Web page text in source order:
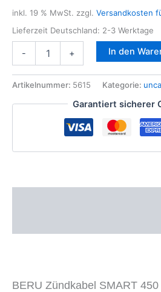
inkl. 19 % MwSt. zzgl. Versandkosten
Lieferzeit Deutschland: 2-3 Werktage
-
Zündkabel
SMART
452
0.6
+ In den
Artikelnummer: 5615 Kategorie:
Garantiert sicherer
BERU Zündkabel SMART